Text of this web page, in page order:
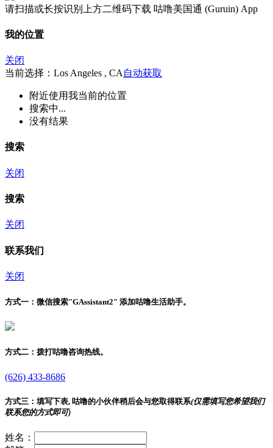
请扫描或长按识别上方二维码下载 咕噜美国通 (Guruin) App
我的位置
关闭
当前选择：Los Angeles , CA 自动获取
附近使用我当前的位置
搜索中...
没有结果
搜索
关闭
搜索
关闭
联系我们
关闭
方式一： 微信搜索"GAssistant2" 添加咕噜生活助手。
方式二： 拨打咕噜咨询热线。
(626) 433-8686
方式三： 填写下表, 咕噜的小伙伴稍后会与您取得联系(仅需填写您希望我们
联系您的方式即可)
姓名：